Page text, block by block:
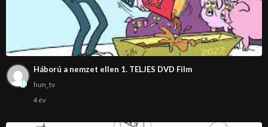
Háború a nemzet ellen 1. TELJES DVD Film
hun_tv
4 év